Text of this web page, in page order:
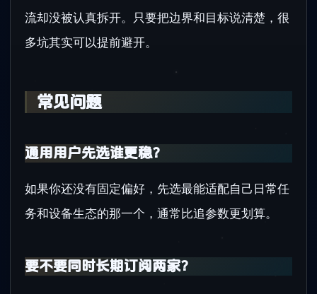
流却没被认真拆开。只要把边界和目标说清楚，很
多坑其实可以提前避开。
常见问题
通用用户先选谁更稳？
如果你还没有固定偏好，先选最能适配自己日常任
务和设备生态的那一个，通常比追参数更划算。
要不要同时长期订阅两家？